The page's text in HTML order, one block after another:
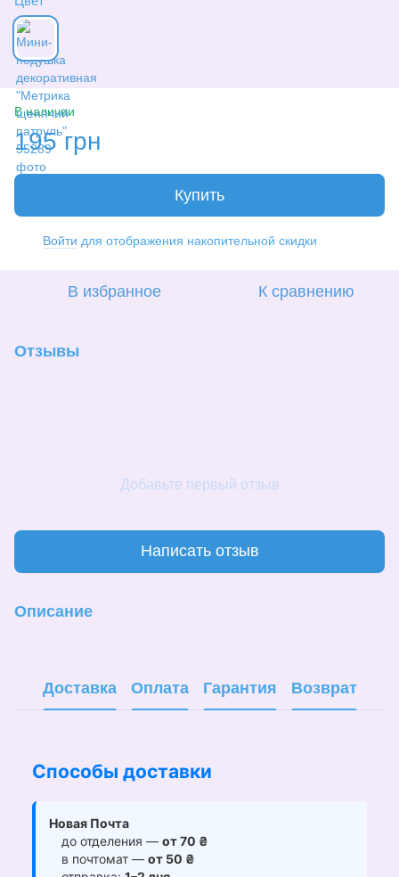
В наличии
195 грн
Купить
Войти для отображения накопительной скидки
В избранное К сравнению
Отзывы
Добавьте первый отзыв
Написать отзыв
Описание
Доставка Оплата Гарантия Возврат
Способы доставки
Новая Почта
до отделения — от 70 ₴
в почтомат — от 50 ₴